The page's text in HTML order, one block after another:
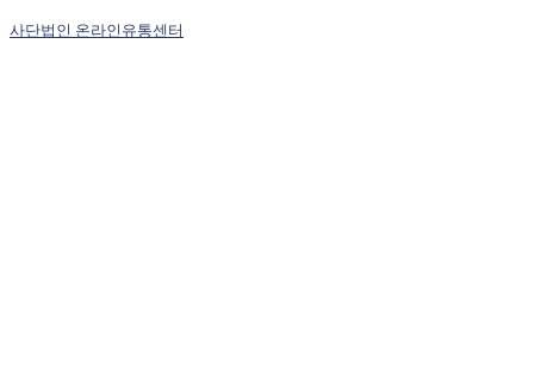
사단법인 온라인유통센터